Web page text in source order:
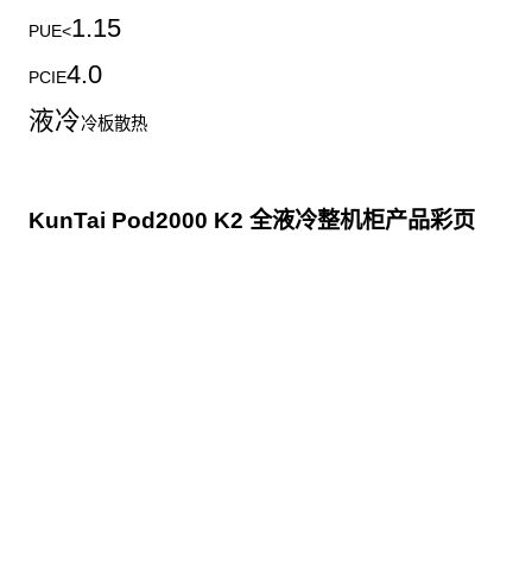
PUE<1.15
PCIE4.0
液冷冷板散热
KunTai Pod2000 K2 全液冷整机柜产品彩页